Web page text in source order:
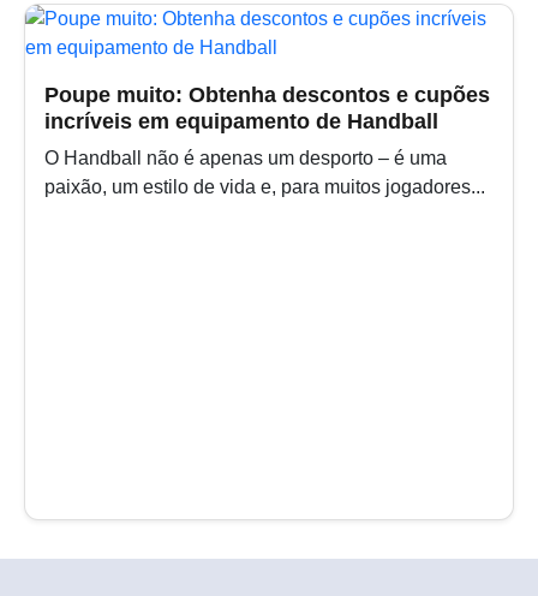
Poupe muito: Obtenha descontos e cupões
incríveis em equipamento de Handball
O Handball não é apenas um desporto – é uma
paixão, um estilo de vida e, para muitos jogadores...